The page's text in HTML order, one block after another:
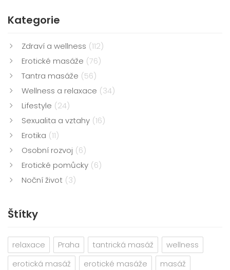
Kategorie
Zdraví a wellness (112)
Erotické masáže (76)
Tantra masáže (56)
Wellness a relaxace (34)
Lifestyle (24)
Sexualita a vztahy (16)
Erotika (11)
Osobní rozvoj (6)
Erotické pomůcky (6)
Noční život (3)
Štítky
relaxace Praha tantrická masáž
wellness
erotická masáž
erotické masáže
masáž